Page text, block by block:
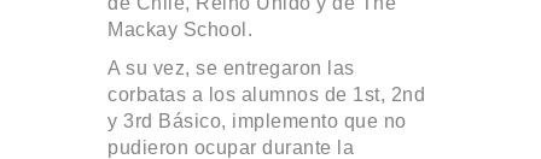
Mackay School.
A su vez, se entregaron las
corbatas a los alumnos de 1st, 2nd
y 3rd Básico, implemento que no
pudieron ocupar durante la